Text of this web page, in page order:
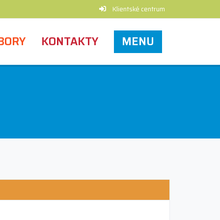
Klientské centrum
KONTAKTY MENU